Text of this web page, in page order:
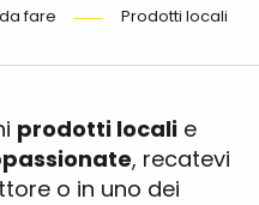
fare Prodotti locali
prodotti locali e
, recatevi
o in uno dei